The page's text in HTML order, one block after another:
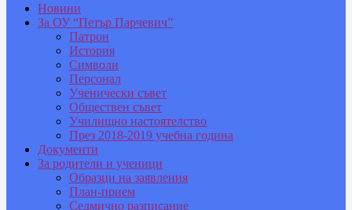
Новини
За ОУ “Петър Парчевич”
Патрон
История
Символи
Персонал
Ученически съвет
Обществен съвет
Училищно настоятелство
През 2018-2019 учебна година
Документи
За родители и ученици
Образци на заявления
План-прием
Седмично разписание